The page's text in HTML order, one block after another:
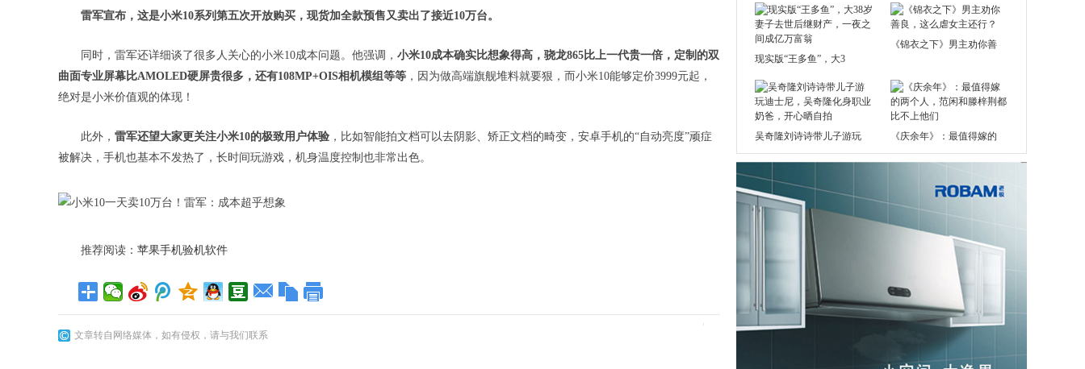
雷军宣布，这是小米10系列第五次开放购买，现货加全款预售又卖出了接近10万台。
同时，雷军还详细谈了很多人关心的小米10成本问题。他强调， 小米10成本确实比想象得高，骁龙865比上一代贵一倍，定制的双
曲面专业屏幕比AMOLED硬屏贵很多，还有108MP+OIS相机模组等等 ，因为做高端旗舰堆料就要狠，而小米10能够定价3999元起，
绝对是小米价值观的体现！
此外， 雷军还望大家更关注小米10的极致用户体验 ，比如智能拍文档可以去阴影、矫正文档的畸变，安卓手机的“自动亮度”顽症
被解决，手机也基本不发热了，长时间玩游戏，机身温度控制也非常出色。
推荐阅读： 苹果手机验机软件
文章转自网络媒体，如有侵权，请与我们联系
现实版“王多鱼”，大3
《锦衣之下》男主劝你善
吴奇隆刘诗诗带儿子游玩 《庆余年》：最值得嫁的